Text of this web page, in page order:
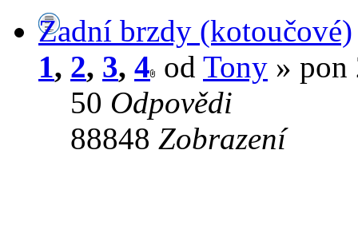
Zadní brzdy (kotoučové)
1, 2, 3, 4 od Tony » pon
50 Odpovědi
88848 Zobrazení